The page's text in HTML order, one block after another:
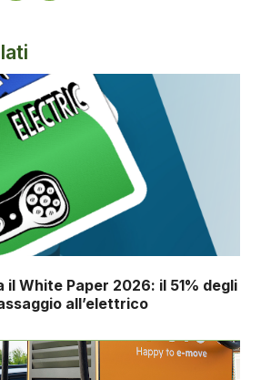
il White Paper 2026: il 51% degli
all’elettrico